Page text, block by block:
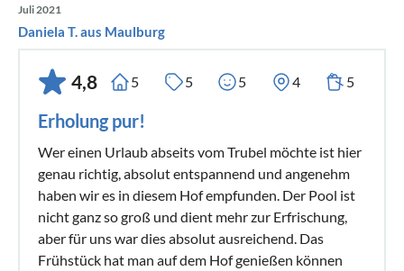
Juli 2021
Daniela T. aus Maulburg
4,8 5 5 5 4 5
Erholung pur!
Wer einen Urlaub abseits vom Trubel möchte ist hier
genau richtig, absolut entspannend und angenehm
haben wir es in diesem Hof empfunden. Der Pool ist
nicht ganz so groß und dient mehr zur Erfrischung,
aber für uns war dies absolut ausreichend. Das
Frühstück hat man auf dem Hof genießen können